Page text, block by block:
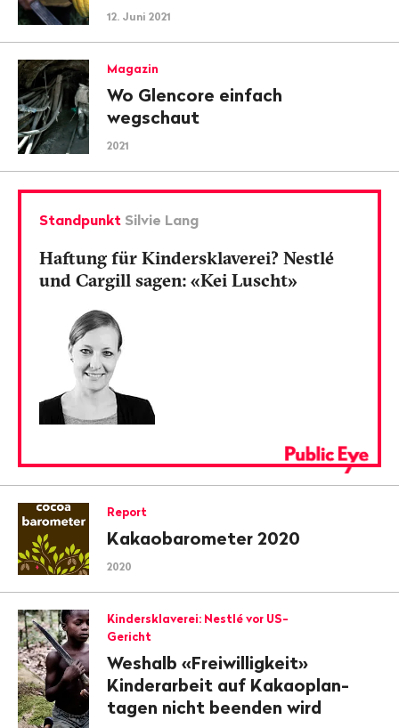
12. Juni 2021
Magazin
Wo Glencore einfach
wegschaut
2021
Standpunkt Silvie Lang
Haftung für Kindersklaverei? Nestlé
und Cargill sagen: «Kei Luscht»
Report
Kakaobarometer 2020
2020
Kindersklaverei: Nestlé vor US-
Gericht
Weshalb «Freiwilligkeit»
Kinderarbeit auf Kakao­plan­
tagen nicht beenden wird